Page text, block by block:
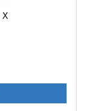
X